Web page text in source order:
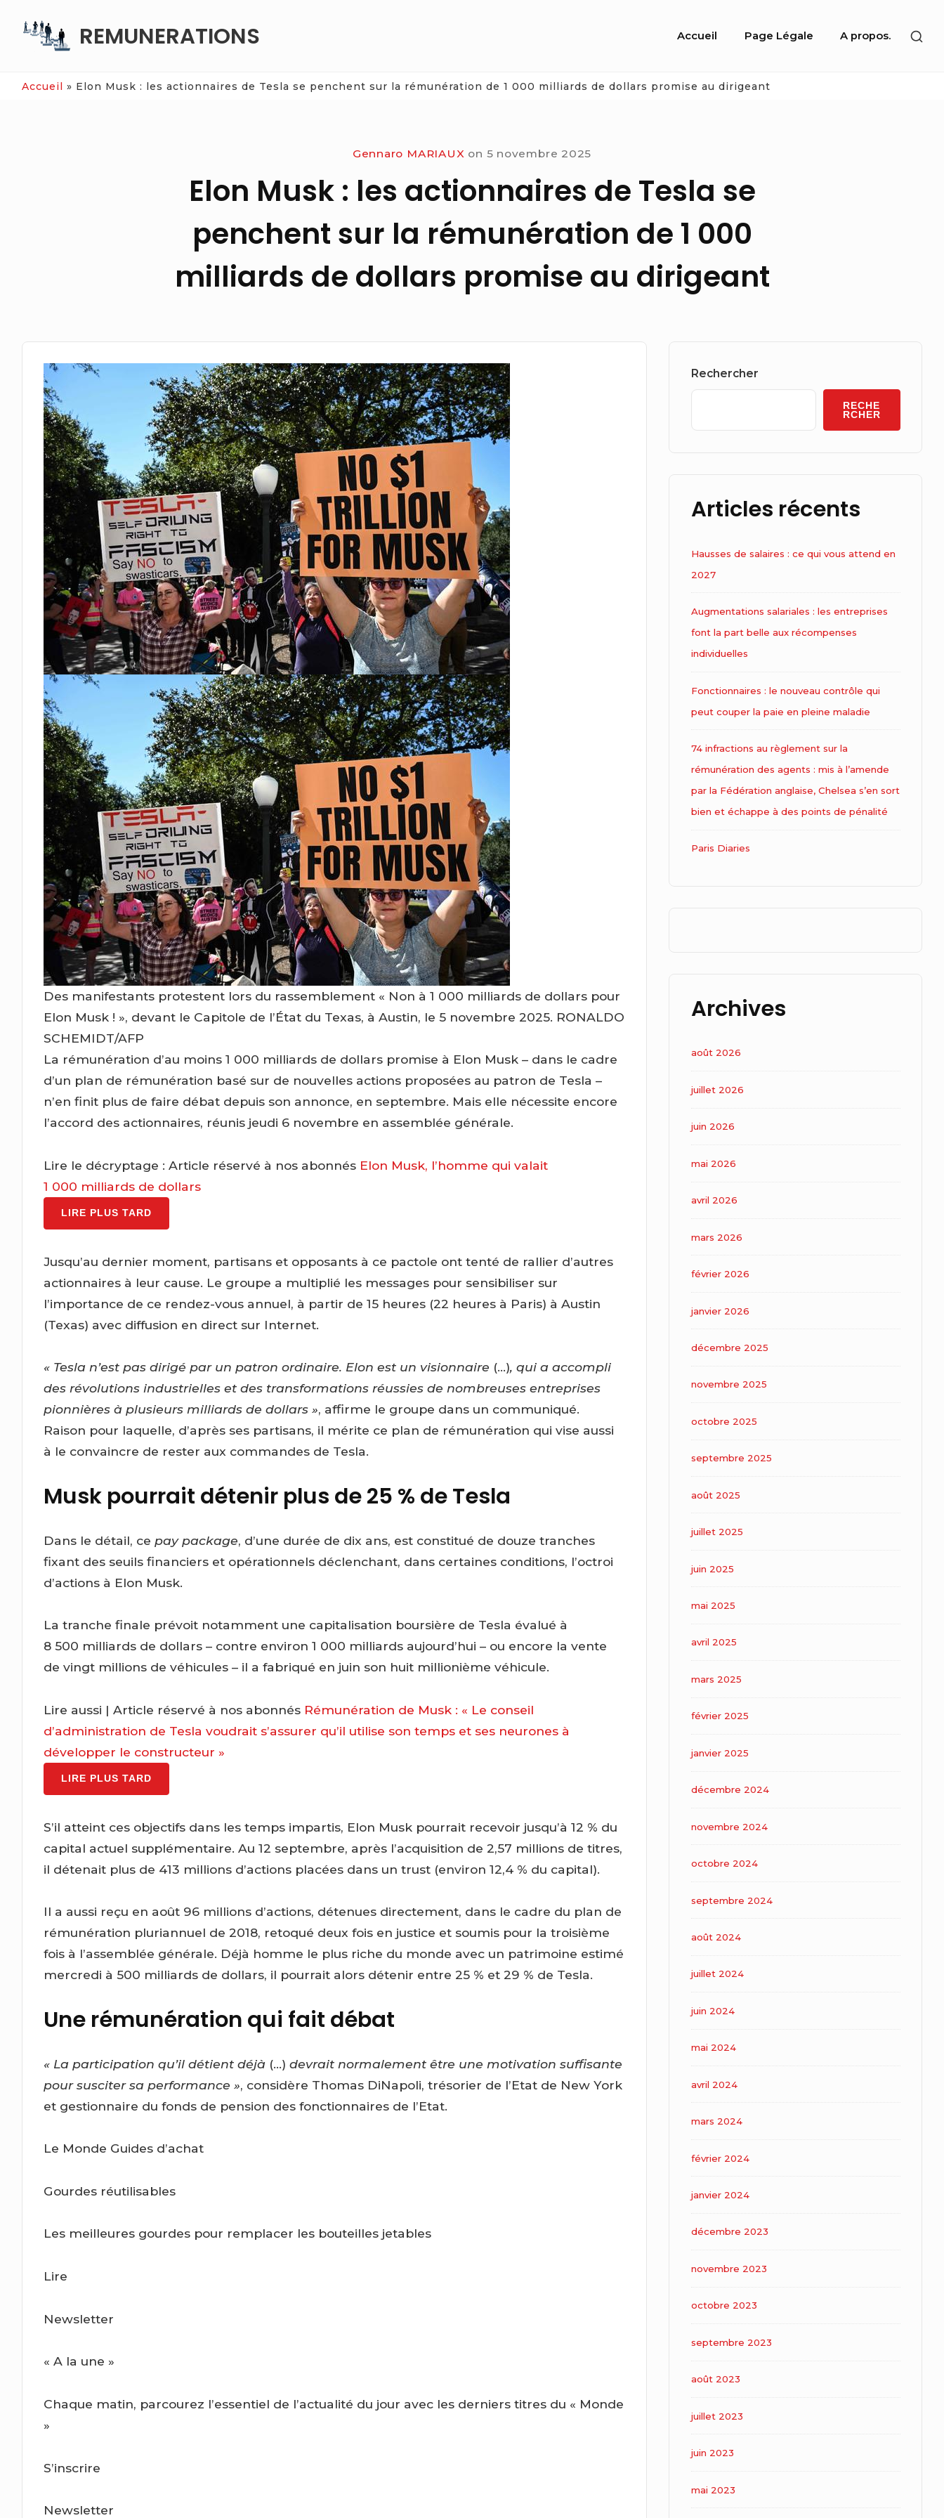
REMUNERATIONS
Site
Accueil Page Légale A propos.
Accueil » Elon Musk : les actionnaires de Tesla se penchent sur la rémunération de 1 000 milliards de dollars promise au dirigeant
Gennaro MARIAUX on 5 novembre 2025
Elon Musk : les actionnaires de Tesla se
penchent sur la rémunération de 1 000
milliards de dollars promise au dirigeant
Des manifestants protestent lors du rassemblement « Non à 1 000 milliards de dollars pour
Elon Musk ! », devant le Capitole de l’État du Texas, à Austin, le 5 novembre 2025. RONALDO
SCHEMIDT/AFP
La rémunération d’au moins 1 000 milliards de dollars promise à Elon Musk – dans le cadre
d’un plan de rémunération basé sur de nouvelles actions proposées au patron de Tesla –
n’en finit plus de faire débat depuis son annonce, en septembre. Mais elle nécessite encore
l’accord des actionnaires, réunis jeudi 6 novembre en assemblée générale.
Lire le décryptage : Article réservé à nos abonnés Elon Musk, l’homme qui valait
1 000 milliards de dollars
LIRE PLUS TARD
Jusqu’au dernier moment, partisans et opposants à ce pactole ont tenté de rallier d’autres
actionnaires à leur cause. Le groupe a multiplié les messages pour sensibiliser sur
l’importance de ce rendez-vous annuel, à partir de 15 heures (22 heures à Paris) à Austin
(Texas) avec diffusion en direct sur Internet.
« Tesla n’est pas dirigé par un patron ordinaire. Elon est un visionnaire (…), qui a accompli
des révolutions industrielles et des transformations réussies de nombreuses entreprises
pionnières à plusieurs milliards de dollars », affirme le groupe dans un communiqué.
Raison pour laquelle, d’après ses partisans, il mérite ce plan de rémunération qui vise aussi
à le convaincre de rester aux commandes de Tesla.
Musk pourrait détenir plus de 25 % de Tesla
Dans le détail, ce pay package, d’une durée de dix ans, est constitué de douze tranches
fixant des seuils financiers et opérationnels déclenchant, dans certaines conditions, l’octroi
d’actions à Elon Musk.
La tranche finale prévoit notamment une capitalisation boursière de Tesla évalué à
8 500 milliards de dollars – contre environ 1 000 milliards aujourd’hui – ou encore la vente
de vingt millions de véhicules – il a fabriqué en juin son huit millionième véhicule.
Lire aussi | Article réservé à nos abonnés Rémunération de Musk : « Le conseil
d’administration de Tesla voudrait s’assurer qu’il utilise son temps et ses neurones à
développer le constructeur »
LIRE PLUS TARD
S’il atteint ces objectifs dans les temps impartis, Elon Musk pourrait recevoir jusqu’à 12 % du
capital actuel supplémentaire. Au 12 septembre, après l’acquisition de 2,57 millions de titres,
il détenait plus de 413 millions d’actions placées dans un trust (environ 12,4 % du capital).
Il a aussi reçu en août 96 millions d’actions, détenues directement, dans le cadre du plan de
rémunération pluriannuel de 2018, retoqué deux fois en justice et soumis pour la troisième
fois à l’assemblée générale. Déjà homme le plus riche du monde avec un patrimoine estimé
mercredi à 500 milliards de dollars, il pourrait alors détenir entre 25 % et 29 % de Tesla.
Une rémunération qui fait débat
« La participation qu’il détient déjà (…) devrait normalement être une motivation suffisante
pour susciter sa performance », considère Thomas DiNapoli, trésorier de l’Etat de New York
et gestionnaire du fonds de pension des fonctionnaires de l’Etat.
Le Monde Guides d’achat
Gourdes réutilisables
Les meilleures gourdes pour remplacer les bouteilles jetables
Lire
Newsletter
« A la une »
Chaque matin, parcourez l’essentiel de l’actualité du jour avec les derniers titres du « Monde
»
S’inscrire
Newsletter
Widget
Rechercher
RECHE
RCHER
Articles récents
Hausses de salaires : ce qui vous attend en
2027
Augmentations salariales : les entreprises
font la part belle aux récompenses
individuelles
Fonctionnaires : le nouveau contrôle qui
peut couper la paie en pleine maladie
74 infractions au règlement sur la
rémunération des agents : mis à l’amende
par la Fédération anglaise, Chelsea s’en sort
bien et échappe à des points de pénalité
Paris Diaries
Archives
août 2026
juillet 2026
juin 2026
mai 2026
avril 2026
mars 2026
février 2026
janvier 2026
décembre 2025
novembre 2025
octobre 2025
septembre 2025
août 2025
juillet 2025
juin 2025
mai 2025
avril 2025
mars 2025
février 2025
janvier 2025
décembre 2024
novembre 2024
octobre 2024
septembre 2024
août 2024
juillet 2024
juin 2024
mai 2024
avril 2024
mars 2024
février 2024
janvier 2024
décembre 2023
novembre 2023
octobre 2023
septembre 2023
août 2023
juillet 2023
juin 2023
mai 2023